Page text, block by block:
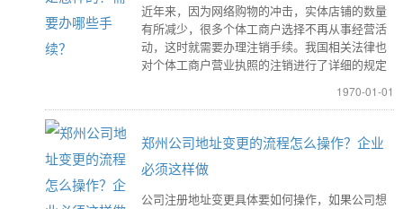
近年来，因为网络购物的冲击，实体店铺的数量
有所减少，很多个体工商户选择不再从事经营活
动，这时就需要办理注销手续。我国相关法律也
对个体工商户营业执照的注销进行了详细的规定
1970-01-01
郑州公司地址变更的流程怎么操作？企业
必须这样做
公司注册地址变更具体要如何操作，如果公司想